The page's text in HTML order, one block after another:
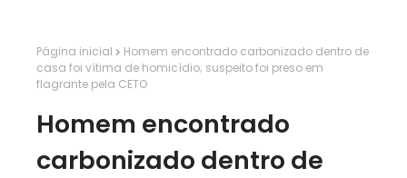
Página inicial
Homem encontrado carbonizado dentro de
casa foi vítima de homicídio; suspeito foi preso em
flagrante pela CETO
Homem encontrado
carbonizado dentro de